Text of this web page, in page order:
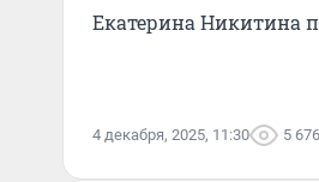
Екатерина Никитина
4 декабря, 2025, 11:30 5 676